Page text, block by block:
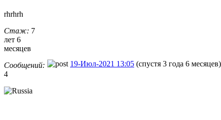
rhrhrh
Стаж: 7
лет 6
месяцев
Сообщений:
4
19-Июл-2021 13:05 (спустя 3 года 6 месяцев)